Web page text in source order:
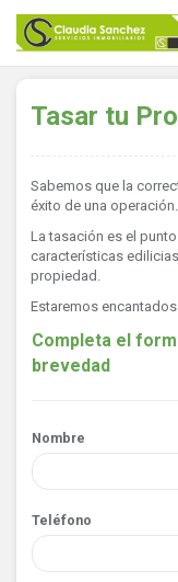
Tasar tu
Sabemos que la
éxito de una operación.
La tasación es el
características
propiedad.
Estaremos
Completa el
brevedad
Nombre
Teléfono